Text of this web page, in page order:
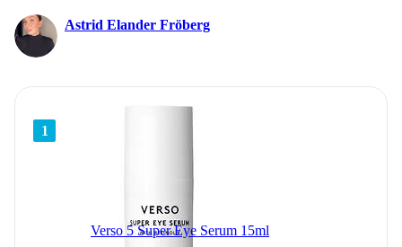
Astrid Elander Fröberg
1
Verso 5 Super Eye Serum 15ml